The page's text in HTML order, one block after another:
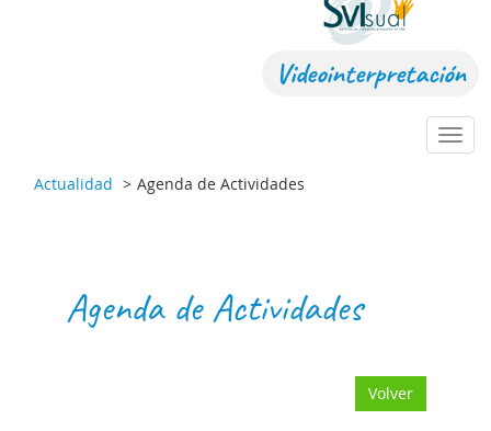
Videointerpretación
Actualidad
Agenda de Actividades
Agenda de Actividades
Volver